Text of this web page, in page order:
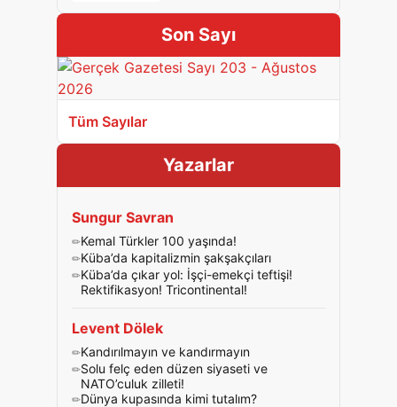
Son Sayı
Tüm Sayılar
Yazarlar
Sungur Savran
Kemal Türkler 100 yaşında!
Küba’da kapitalizmin şakşakçıları
Küba’da çıkar yol: İşçi-emekçi teftişi!
Rektifikasyon! Tricontinental!
Levent Dölek
Kandırılmayın ve kandırmayın
Solu felç eden düzen siyaseti ve
NATO’culuk zilleti!
Dünya kupasında kimi tutalım?